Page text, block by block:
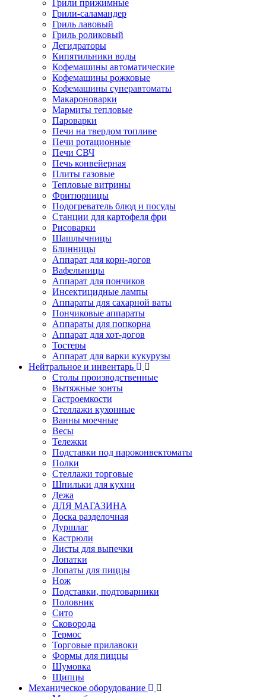
Грили прижимные
Грили-саламандер
Гриль лавовый
Гриль роликовый
Дегидраторы
Кипятильники воды
Кофемашины автоматические
Кофемашины рожковые
Кофемашины суперавтоматы
Макароноварки
Мармиты тепловые
Пароварки
Печи на твердом топливе
Печи ротационные
Печи СВЧ
Печь конвейерная
Плиты газовые
Тепловые витрины
Фритюрницы
Подогреватель блюд и посуды
Станции для картофеля фри
Рисоварки
Шашлычницы
Блинницы
Аппарат для корн-догов
Вафельницы
Аппарат для пончиков
Инсектицидные лампы
Аппараты для сахарной ваты
Пончиковые аппараты
Аппараты для попкорна
Аппарат для хот-догов
Тостеры
Аппарат для варки кукурузы
Нейтральное и инвентарь
Столы производственные
Вытяжные зонты
Гастроемкости
Стеллажи кухонные
Ванны моечные
Весы
Тележки
Подставки под пароконвектоматы
Полки
Стеллажи торговые
Шпильки для кухни
Дежа
ДЛЯ МАГАЗИНА
Доска разделочная
Дуршлаг
Кастрюли
Листы для выпечки
Лопатки
Лопаты для пиццы
Нож
Подставки, подтоварники
Половник
Сито
Сковорода
Термос
Торговые прилавоки
Формы для пиццы
Шумовка
Щипцы
Механическое оборудование